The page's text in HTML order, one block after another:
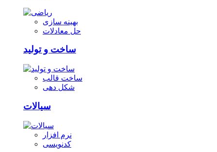
بهینه سازی
حل معادلات
ساخت و تولید
ساخت قالب
شکل دهی
سیالات
نرم افزار
کدنویسی